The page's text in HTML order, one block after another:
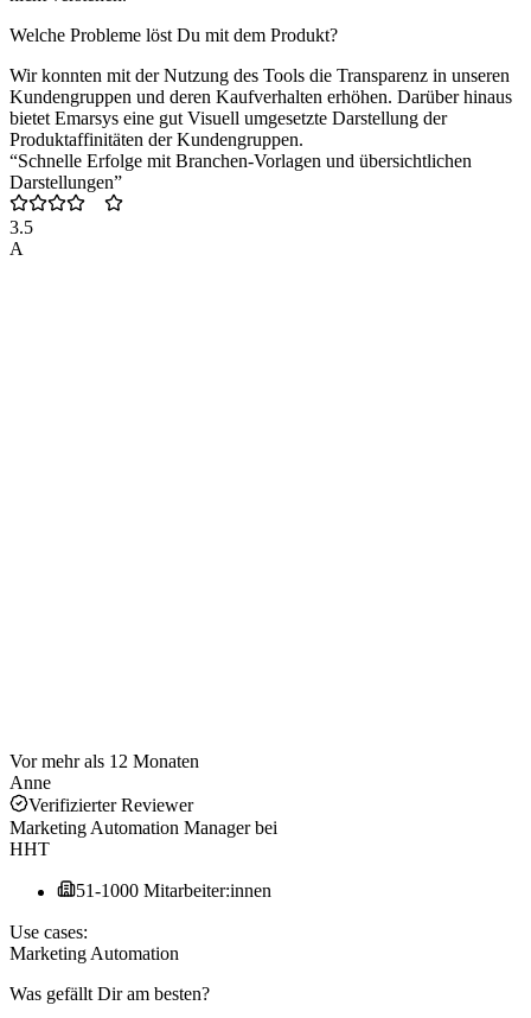
Welche Probleme löst Du mit dem Produkt?
Wir konnten mit der Nutzung des Tools die Transparenz in unseren
Kundengruppen und deren Kaufverhalten erhöhen. Darüber hinaus
bietet Emarsys eine gut Visuell umgesetzte Darstellung der
Produktaffinitäten der Kundengruppen.
“Schnelle Erfolge mit Branchen-Vorlagen und übersichtlichen
Darstellungen”
3.5
A
Vor mehr als 12 Monaten
Anne
Verifizierter Reviewer
Marketing Automation Managerbei
HHT
51-1000 Mitarbeiter:innen
Use cases:
Marketing Automation
Was gefällt Dir am besten?